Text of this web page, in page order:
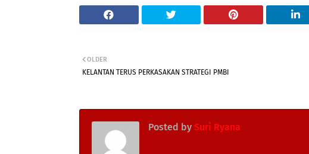
OLDER
KELANTAN TERUS PERKASAKAN STRATEGI PMBI
Posted by Suri Ryana